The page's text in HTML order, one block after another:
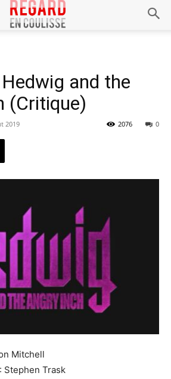
and the
(Critique)
2019 0
2076
Mitchell
Stephen Trask